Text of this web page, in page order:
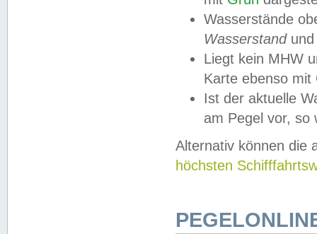
Wasserstände
Wasserstandund
Liegt kein MHW
Karte ebenso mit
Ist der aktuelle
am Pegel vor,
Alternativ können die
höchsten